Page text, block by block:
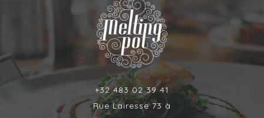
+32 483 02 39 41
Rue Lairesse 73 à